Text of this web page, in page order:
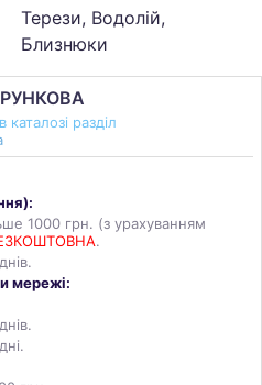
Терези, Водолій,
Близнюки
разділ
):
1000 грн. (з урахуванням
.
мережі: